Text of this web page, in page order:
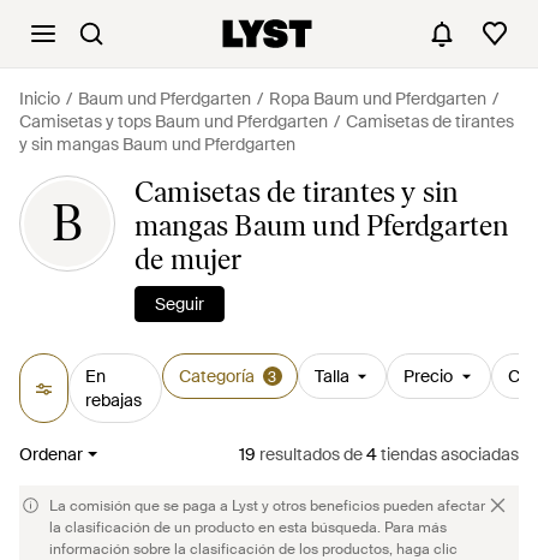
Inicio Baum und Pferdgarten
Ropa Baum und Pferdgarten
Camisetas y tops Baum und Pferdgarten
Camisetas de tirantes
y sin mangas Baum und Pferdgarten
B
Camisetas de tirantes y sin
mangas Baum und Pferdgarten
de mujer
Seguir
En
rebajas
Categoría 3 Talla Precio
Ordenar 19 resultadosde4tiendas asociadas
La comisión que se paga a Lyst y otros beneficios pueden afectar
la clasificación de un producto en esta búsqueda. Para más
información sobre la clasificación de los productos, haga clic